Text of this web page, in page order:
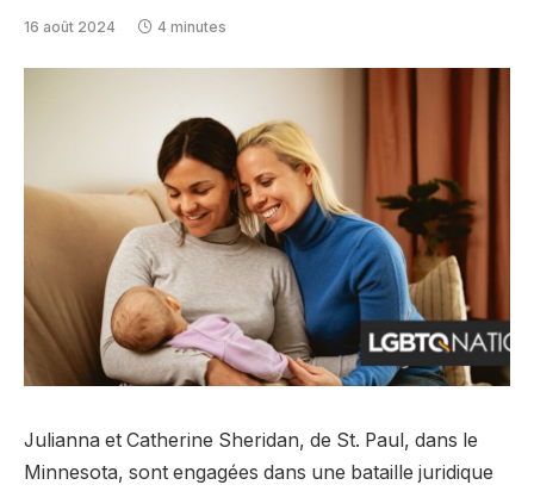
16 août 2024 4 minutes
Julianna et Catherine Sheridan, de St. Paul, dans le
Minnesota, sont engagées dans une bataille juridique